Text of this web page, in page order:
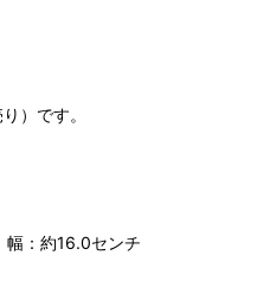
）です。
：約16.0センチ